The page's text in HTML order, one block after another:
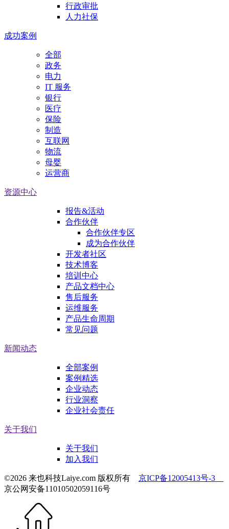
行政审批
人力社保
成功案例
全部
政务
电力
IT 服务
银行
医疗
保险
制造
互联网
物流
母婴
运营商
资源中心
报告&活动
合作伙伴
合作伙伴专区
成为合作伙伴
开发者社区
技术博客
培训中心
产品文档中心
售后服务
运维服务
产品生命周期
常见问题
新闻动态
全部案例
案例精选
企业动态
行业洞察
企业社会责任
关于我们
关于我们
加入我们
©2026 来也科技Laiye.com 版权所有 京ICP备12005413号-3
京公网安备11010502059116号